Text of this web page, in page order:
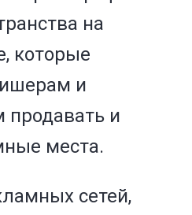
на
которые
и
продавать и
места.
сетей,